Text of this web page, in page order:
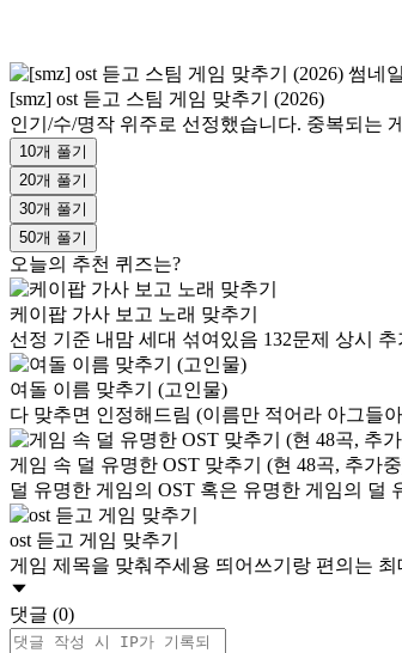
[smz] ost 듣고 스팀 게임 맞추기 (2026)
인기/수/명작 위주로 선정했습니다. 중복되는
10개 풀기
20개 풀기
30개 풀기
50개 풀기
오늘의 추천 퀴즈는?
케이팝 가사 보고 노래 맞추기
선정 기준 내맘 세대 섞여있음 132문제 상시 추
여돌 이름 맞추기 (고인물)
다 맞추면 인정해드림 (이름만 적어라 아그들
게임 속 덜 유명한 OST 맞추기 (현 48곡, 추가
덜 유명한 게임의 OST 혹은 유명한 게임의 덜
ost 듣고 게임 맞추기
게임 제목을 맞춰주세용 띄어쓰기랑 편의는
댓글 (0)